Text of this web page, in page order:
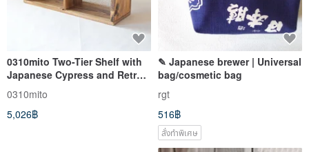
0310mito Two-Tier Shelf with
Japanese Cypress and Retro
0310mito
5,026฿
✎ Japanese brewer | Universal
bag/cosmetic bag
rgt
516฿
สั่งทำพิเศษ